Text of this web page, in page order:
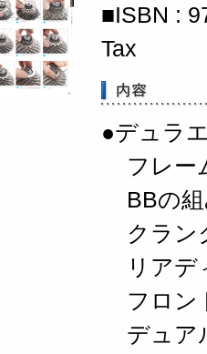
■ISBN :
Tax
●デュラ
フレー
BBの組
クラン
リアデ
フロン
デュア